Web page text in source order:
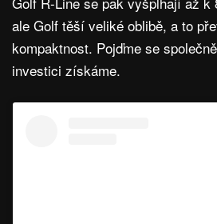
ale Golf těší veliké oblibě, a to
kompaktnost. Pojďme se
investici získáme.